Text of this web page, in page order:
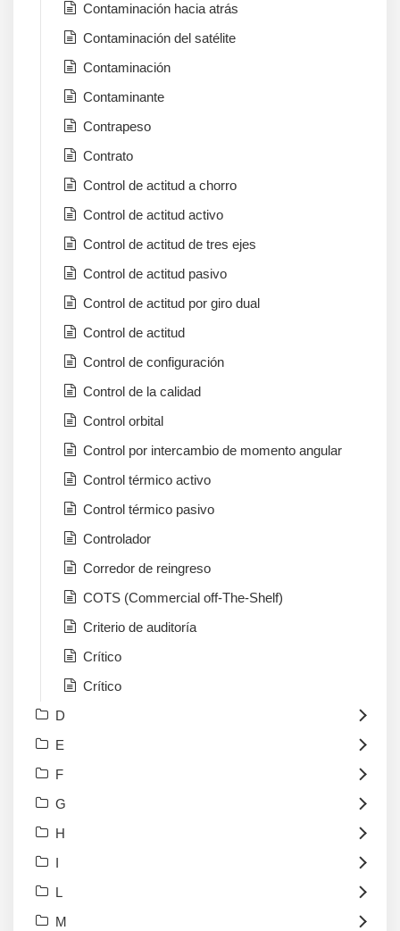
Contaminación hacia atrás
Contaminación del satélite
Contaminación
Contaminante
Contrapeso
Contrato
Control de actitud a chorro
Control de actitud activo
Control de actitud de tres ejes
Control de actitud pasivo
Control de actitud por giro dual
Control de actitud
Control de configuración
Control de la calidad
Control orbital
Control por intercambio de momento angular
Control térmico activo
Control térmico pasivo
Controlador
Corredor de reingreso
COTS (Commercial off-The-Shelf)
Criterio de auditoría
Crítico
Crítico
D
E
F
G
H
I
L
M